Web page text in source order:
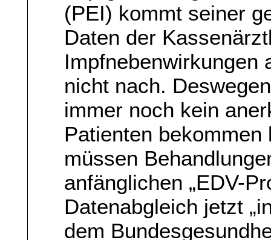
(PEI) kommt seiner
Daten der
Impfnebenwirkungen
nicht nach.
immer noch kein
Patienten
müssen
anfänglichen „EDV-
Datenabgleich jetzt
dem